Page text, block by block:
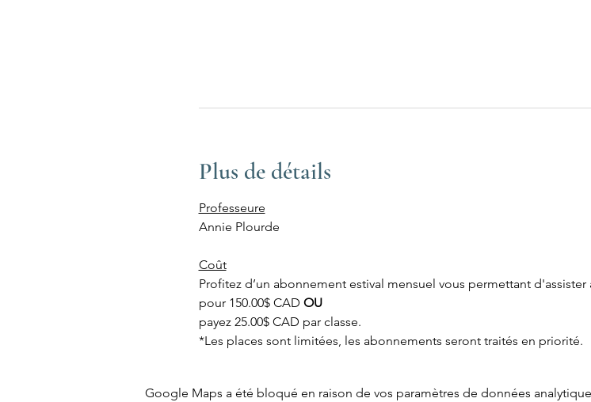
Plus de détails
Professeure
Annie Plourde
Coût
Profitez d’un abonnement estival mensuel vous permettant
pour 150.00$ CAD OU
payez 25.00$ CAD par classe.
*Les places sont limitées, les abonnements seront traités en priorité.
Google Maps a été bloqué en raison de vos paramètres de données